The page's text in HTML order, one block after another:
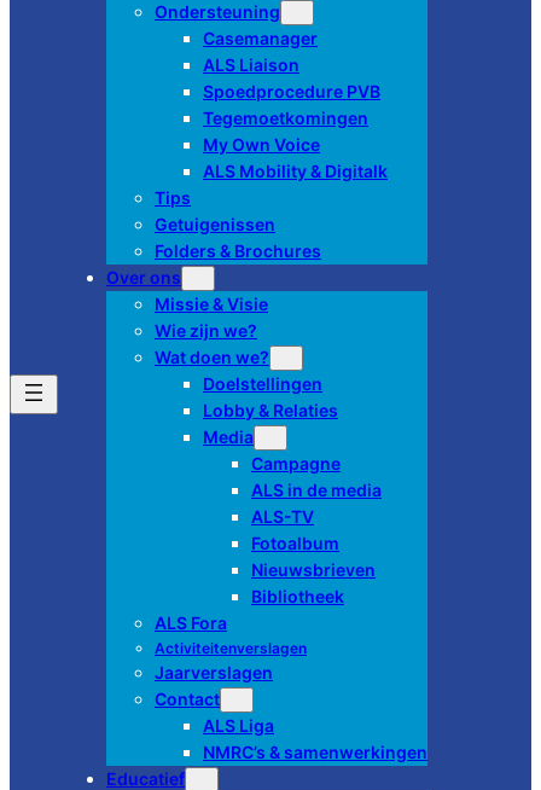
Ondersteuning
Casemanager
ALS Liaison
Spoedprocedure PVB
Tegemoetkomingen
My Own Voice
ALS Mobility & Digitalk
Tips
Getuigenissen
Folders & Brochures
Over ons
Missie & Visie
Wie zijn we?
Wat doen we?
Doelstellingen
Lobby & Relaties
Media
Campagne
ALS in de media
ALS-TV
Fotoalbum
Nieuwsbrieven
Bibliotheek
ALS Fora
Activiteitenverslagen
Jaarverslagen
Contact
ALS Liga
NMRC’s & samenwerkingen
Educatief